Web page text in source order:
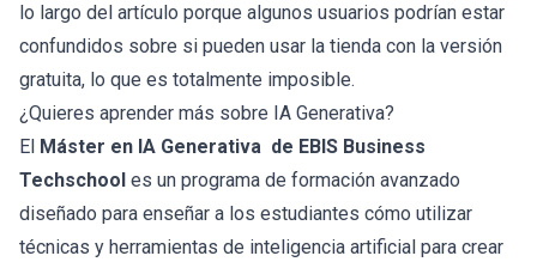
lo largo del artículo porque algunos usuarios podrían estar
confundidos sobre si pueden usar la tienda con la versión
gratuita, lo que es totalmente imposible.
¿Quieres aprender más sobre IA Generativa?
El Máster en IA Generativa de EBIS Business
Techschool es un programa de formación avanzado
diseñado para enseñar a los estudiantes cómo utilizar
técnicas y herramientas de inteligencia artificial para crear